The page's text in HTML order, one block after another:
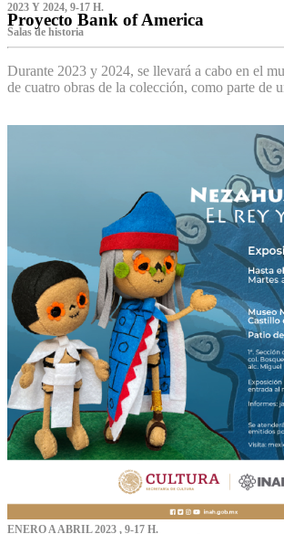
2023 Y 2024, 9-17 H.
Proyecto Bank of America
S‌alas de historia
Durante 2023 y 2024, se llevará a cabo en el
de cuatro obras de la colección, como parte de
ENERO A ABRIL 2023 , 9-17 H.